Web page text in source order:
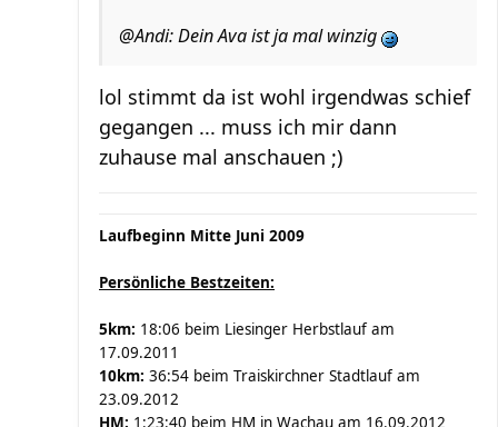
@Andi: Dein Ava ist ja mal winzig
lol stimmt da ist wohl irgendwas schief
gegangen ... muss ich mir dann
zuhause mal anschauen ;)
Laufbeginn Mitte Juni 2009
Persönliche Bestzeiten:
5km: 18:06 beim Liesinger Herbstlauf am
17.09.2011
10km: 36:54 beim Traiskirchner Stadtlauf am
23.09.2012
HM: 1:23:40 beim HM in Wachau am 16.09.2012